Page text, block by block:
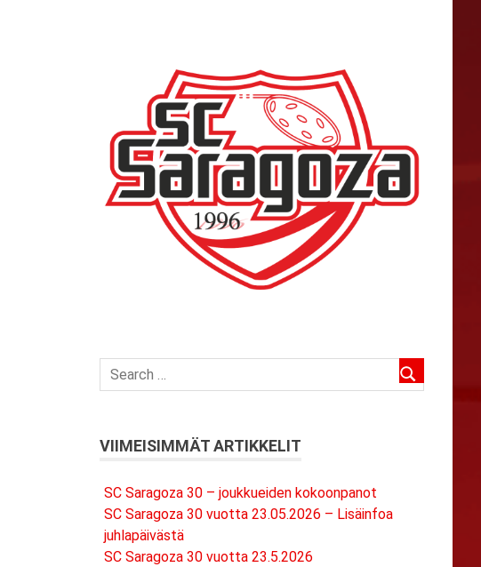
VIIMEISIMMÄT ARTIKKELIT
SC Saragoza 30 – joukkueiden kokoonpanot
SC Saragoza 30 vuotta 23.05.2026 – Lisäinfoa
juhlapäivästä
SC Saragoza 30 vuotta 23.5.2026